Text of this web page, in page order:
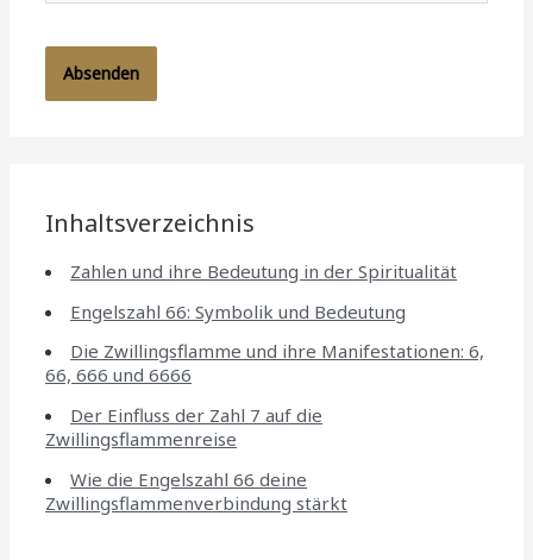
Inhaltsverzeichnis
Zahlen und ihre Bedeutung in der Spiritualität
Engelszahl 66: Symbolik und Bedeutung
Die Zwillingsflamme und ihre Manifestationen: 6,
66, 666 und 6666
Der Einfluss der Zahl 7 auf die
Zwillingsflammenreise
Wie die Engelszahl 66 deine
Zwillingsflammenverbindung stärkt